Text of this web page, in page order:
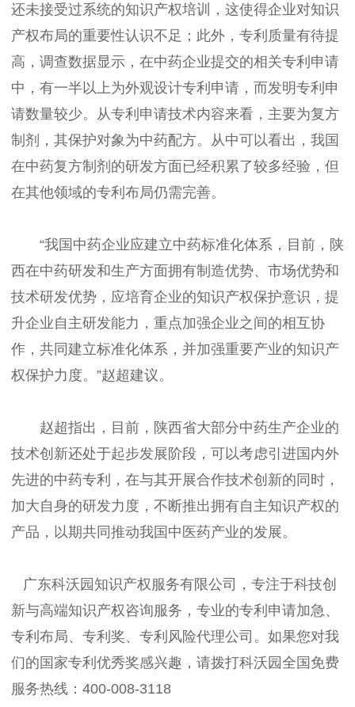
还未接受过系统的知识产权培训，这使得企业对知识
产权布局的重要性认识不足；此外，专利质量有待提
高，调查数据显示，在中药企业提交的相关专利申请
中，有一半以上为外观设计专利申请，而发明专利申
请数量较少。从专利申请技术内容来看，主要为复方
制剂，其保护对象为中药配方。从中可以看出，我国
在中药复方制剂的研发方面已经积累了较多经验，但
在其他领域的专利布局仍需完善。
“我国中药企业应建立中药标准化体系，目前，陕
西在中药研发和生产方面拥有制造优势、市场优势和
技术研发优势，应培育企业的知识产权保护意识，提
升企业自主研发能力，重点加强企业之间的相互协
作，共同建立标准化体系，并加强重要产业的知识产
权保护力度。”赵超建议。
赵超指出，目前，陕西省大部分中药生产企业的
技术创新还处于起步发展阶段，可以考虑引进国内外
先进的中药专利，在与其开展合作技术创新的同时，
加大自身的研发力度，不断推出拥有自主知识产权的
产品，以期共同推动我国中医药产业的发展。
广东科沃园知识产权服务有限公司，专注于科技创
新与高端知识产权咨询服务，专业的专利申请加急、
专利布局、专利奖、专利风险代理公司。如果您对我
们的国家专利优秀奖感兴趣，请拨打科沃园全国免费
服务热线：400-008-3118